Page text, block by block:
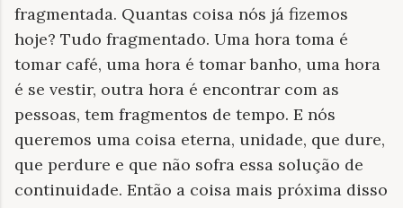
fragmentada. Quantas coisa nós já fizemos
hoje? Tudo fragmentado. Uma hora toma é
tomar café, uma hora é tomar banho, uma hora
é se vestir, outra hora é encontrar com as
pessoas, tem fragmentos de tempo. E nós
queremos uma coisa eterna, unidade, que dure,
que perdure e que não sofra essa solução de
continuidade. Então a coisa mais próxima disso